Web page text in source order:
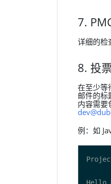
7.
详细的检
8. 投
在至少等
邮件的标
内容需要
例：如